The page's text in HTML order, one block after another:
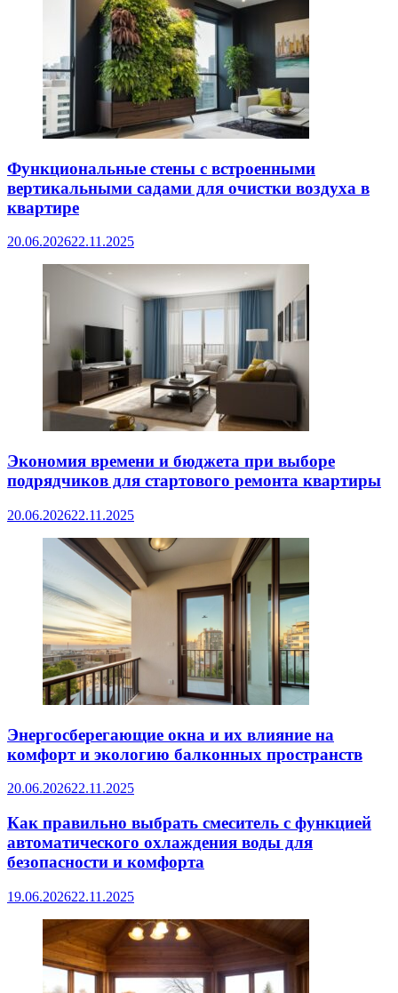
Функциональные стены с встроенными
вертикальными садами для очистки воздуха в
квартире
20.06.202622.11.2025
Экономия времени и бюджета при выборе
подрядчиков для стартового ремонта квартиры
20.06.202622.11.2025
Энергосберегающие окна и их влияние на
комфорт и экологию балконных пространств
20.06.202622.11.2025
Как правильно выбрать смеситель с функцией
автоматического охлаждения воды для
безопасности и комфорта
19.06.202622.11.2025